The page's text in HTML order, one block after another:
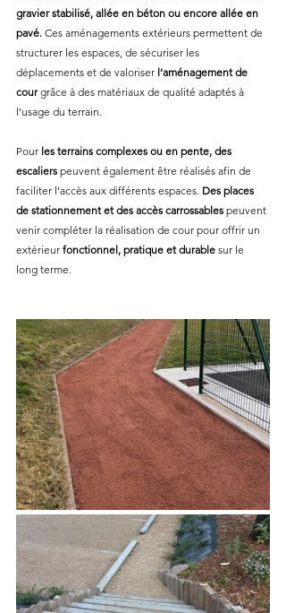
gravier stabilisé, allée en béton ou encore allée en
pavé. Ces aménagements extérieurs permettent de
structurer les espaces, de sécuriser les
déplacements et de valoriser l’aménagement de
cour grâce à des matériaux de qualité adaptés à
l’usage du terrain.
Pour les terrains complexes ou en pente, des
escaliers peuvent également être réalisés afin de
faciliter l’accès aux différents espaces. Des places
de stationnement et des accès carrossables peuvent
venir compléter la réalisation de cour pour offrir un
extérieur fonctionnel, pratique et durable sur le
long terme.